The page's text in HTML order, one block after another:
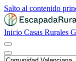
Salto al contenido
Inicio Casas Rurales